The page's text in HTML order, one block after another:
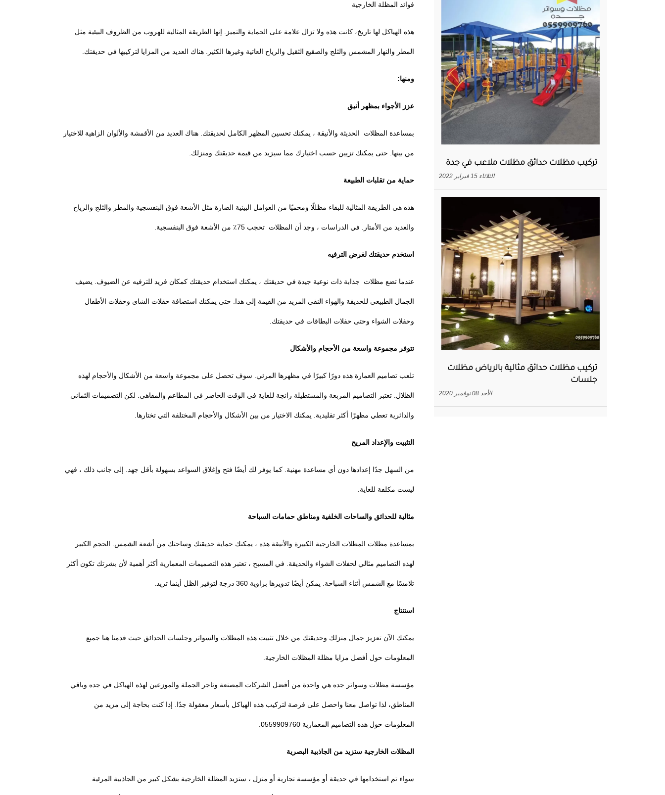
فوائد المظلة الخارجية
هذه الهياكل لها تاريخ، كانت هذه ولا تزال علامة على الحماية والتميز. إنها الطريقة المثالية للهروب من الظروف البيئية مثل
المطر والنهار المشمس والثلج والصقيع الثقيل والرياح العاتية وغيرها الكثير. هناك العديد من المزايا لتركيبها في حديقتك.
ومنها:
عزز الأجواء بمظهر أنيق
بمساعدة المظلات الحديثة والأنيقة ، يمكنك تحسين المظهر الكامل لحديقتك. هناك العديد من الأقمشة والألوان الزاهية للاختيار
من بينها. حتى يمكنك تزيين حسب اختيارك مما سيزيد من قيمة حديقتك ومنزلك.
حماية من تقلبات الطبيعة
هذه هي الطريقة المثالية للبقاء مظللًا ومحميًا من العوامل البيئية الضارة مثل الأشعة فوق البنفسجية والمطر والثلج والرياح
والعديد من الأمتار. في الدراسات ، وجد أن المظلات تحجب 75٪ من الأشعة فوق البنفسجية.
استخدم حديقتك لغرض الترفيه
عندما تضع مظلات جذابة ذات نوعية جيدة في حديقتك ، يمكنك استخدام حديقتك كمكان فريد للترفيه عن الضيوف. يضيف
الجمال الطبيعي للحديقة والهواء النقي المزيد من القيمة إلى هذا. حتى يمكنك استضافة حفلات الشاي وحفلات الأطفال
وحفلات الشواء وحتى حفلات البطاقات في حديقتك.
تتوفر مجموعة واسعة من الأحجام والأشكال
تلعب تصاميم العمارة هذه دورًا كبيرًا في مظهرها المرئي. سوف تحصل على مجموعة واسعة من الأشكال والأحجام لهذه
الظلال. تعتبر التصاميم المربعة والمستطيلة رائجة للغاية في الوقت الحاضر في المطاعم والمقاهي. لكن التصميمات الثماني
والدائرية تعطي مظهرًا أكثر تقليدية. يمكنك الاختيار من بين الأشكال والأحجام المختلفة التي تختارها.
التثبيت والإعداد المريح
من السهل جدًا إعدادها دون أي مساعدة مهنية. كما يوفر لك أيضًا فتح وإغلاق السواعد بسهولة بأقل جهد. إلى جانب ذلك ، فهي
ليست مكلفة للغاية.
مثالية للحدائق والساحات الخلفية ومناطق حمامات السباحة
بمساعدة مظلات المظلات الخارجية الكبيرة والأنيقة هذه ، يمكنك حماية حديقتك وساحتك من أشعة الشمس. الحجم الكبير
لهذه التصاميم مثالي لحفلات الشواء والحديقة. في المسبح ، تعتبر هذه التصميمات المعمارية أكثر أهمية لأن بشرتك تكون أكثر
تلامسًا مع الشمس أثناء السباحة. يمكن أيضًا تدويرها بزاوية 360 درجة لتوفير الظل أينما تريد.
استنتاج
يمكنك الآن تعزيز جمال منزلك وحديقتك من خلال تثبيت هذه المظلات والسواتر وجلسات الحدائق حيث قدمنا ​​هنا جميع
المعلومات حول أفضل مزايا مظلة المظلات الخارجية.
مؤسسة مظلات وسواتر جده هي واحدة من أفضل الشركات المصنعة وتاجر الجملة والموزعين لهذه الهياكل في جده وباقي
المناطق، لذا تواصل معنا واحصل على فرصة لتركيب هذه الهياكل بأسعار معقولة جدًا. إذا كنت بحاجة إلى مزيد من
المعلومات حول هذه التصاميم المعمارية 0559909760.
المظلات الخارجية ستزيد من الجاذبية البصرية
سواء تم استخدامها في حديقة أو مؤسسة تجارية أو منزل ، ستزيد المظلة الخارجية بشكل كبير من الجاذبية المرئية
تركيب مظلات حدائق مظلات ملاعب في جدة
الثلاثاء 15 فبراير 2022
تركيب مظلات حدائق مثالية بالرياض مظلات
جلسات
الأحد 08 نوفمبر 2020